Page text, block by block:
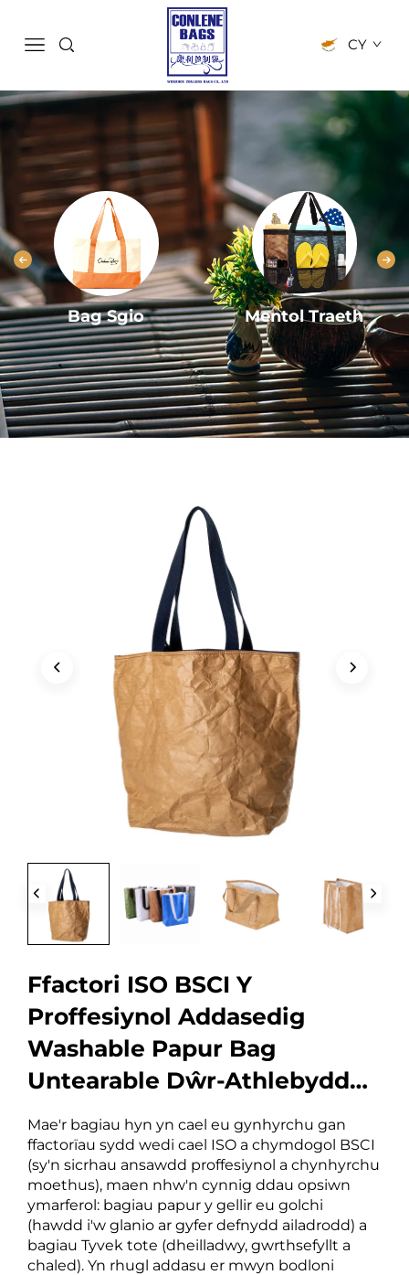
CY
Bag Sgio Mentol Traeth
Ffactori ISO BSCI Y
Proffesiynol Addasedig
Washable Papur Bag
Untearable Dŵr-Athlebyddol
Tyvek Tote Bag
Mae'r bagiau hyn yn cael eu gynhyrchu gan
ffactorïau sydd wedi cael ISO a chymdogol BSCI
(sy'n sicrhau ansawdd proffesiynol a chynhyrchu
moethus), maen nhw'n cynnig ddau opsiwn
ymarferol: bagiau papur y gellir eu golchi
(hawdd i'w glanio ar gyfer defnydd ailadrodd) a
bagiau Tyvek tote (dheilladwy, gwrthsefyllt a
chaled). Yn rhugl addasu er mwyn bodloni